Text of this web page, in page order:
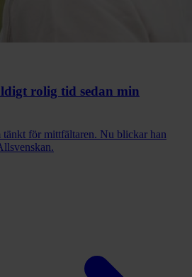
rolig tid sedan min
tänkt för mittfältaren. Nu blickar han